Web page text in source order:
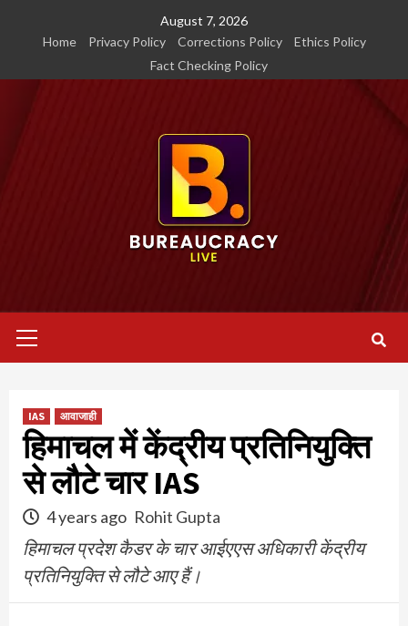
August 7, 2026
Home
Privacy Policy Corrections Policy
Ethics Policy
Fact Checking Policy
Menu
IAS आवाजाही
हिमाचल में केंद्रीय प्रतिनियुक्ति
से लौटे चार IAS
4 years ago Rohit Gupta
हिमाचल प्रदेश कैडर के चार आईएएस अधिकारी केंद्रीय
प्रतिनियुक्ति से लौटे आए हैं।